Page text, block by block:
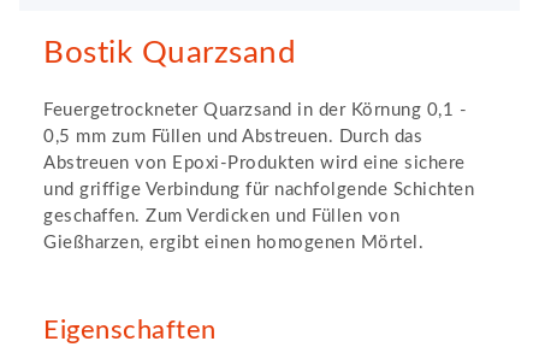
Bostik Quarzsand
Feuergetrockneter Quarzsand in der Körnung 0,1 -
0,5 mm zum Füllen und Abstreuen. Durch das
Abstreuen von Epoxi-Produkten wird eine sichere
und griffige Verbindung für nachfolgende Schichten
geschaffen. Zum Verdicken und Füllen von
Gießharzen, ergibt einen homogenen Mörtel.
Eigenschaften